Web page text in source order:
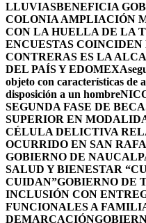
LLUVIASBENEFICIA
COLONIA AMPLIACIÓN
CON LA HUELLA DE LA
ENCUESTAS
CONTRERAS ES LA
DEL PAÍS Y EDOMEX
objeto con características de
disposición a un hombre
SEGUNDA FASE DE
SUPERIOR EN
CÉLULA DELICTIVA
OCURRIDO EN SAN
GOBIERNO DE
SALUD Y BIENESTAR
CUIDAN”GOBIERNO DE
INCLUSIÓN CON
FUNCIONALES A
DEMARCACIÓN